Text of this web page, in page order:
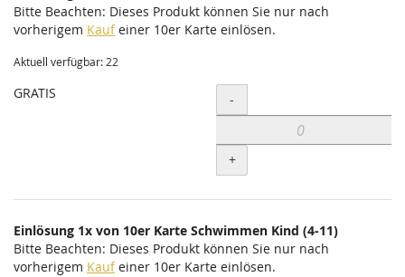
Bitte Beachten: Dieses Produkt können Sie nur nach
vorherigem Kaufeiner 10er Karte einlösen.
Aktuell verfügbar: 22
GRATIS Menge
-
+
Einlösung 1x von 10er Karte Schwimmen Kind (4-11)
Bitte Beachten: Dieses Produkt können Sie nur nach
vorherigem Kaufeiner 10er Karte einlösen.